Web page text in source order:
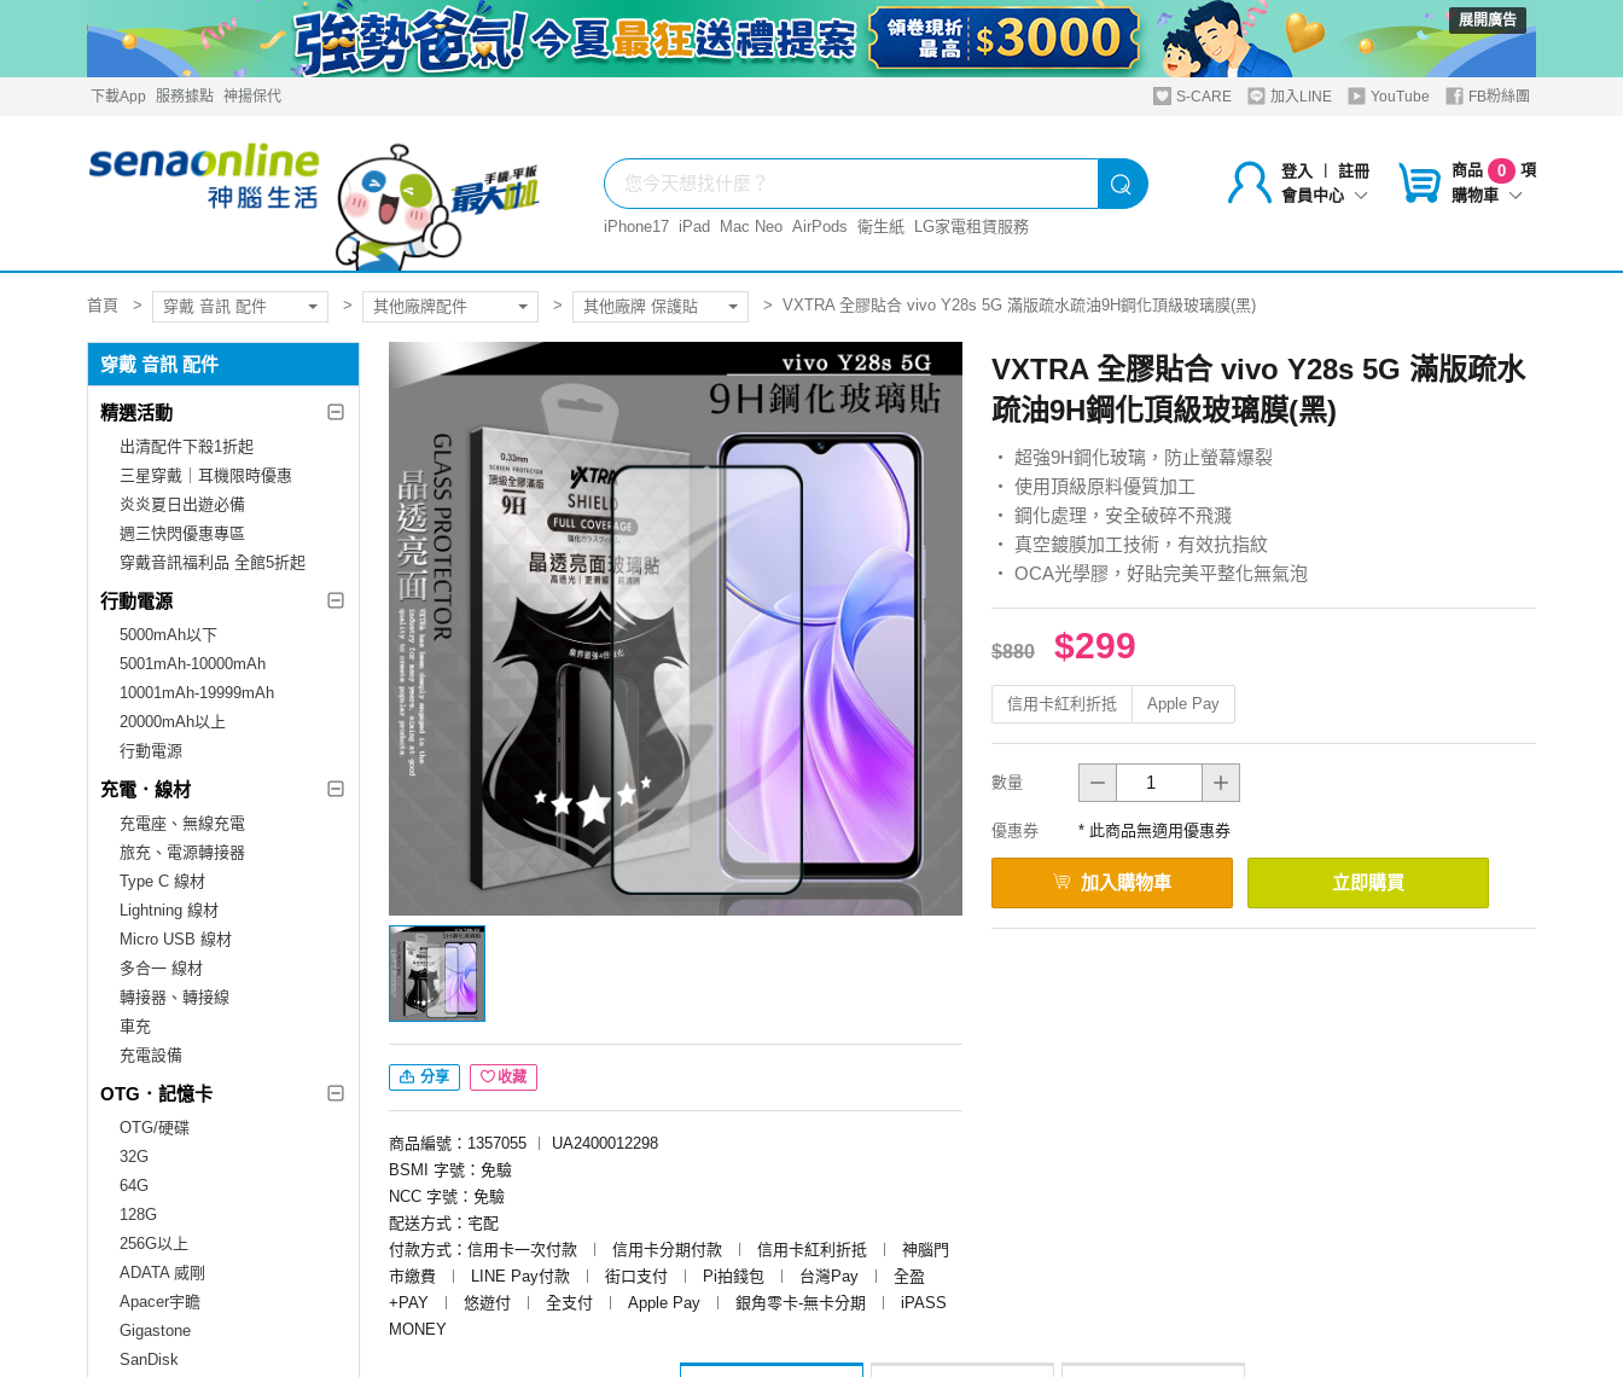
展開廣告
下載App 服務據點 神揚保代 S-CARE 加入LINE YouTube FB粉絲團
登入 ︱
註冊
會員中心
商品 0
項
購物車
iPhone17 iPad Mac Neo AirPods 衛生紙 LG家電租賃服務
首頁 穿戴 音訊 配件 其他廠牌配件 其他廠牌 保護貼 VXTRA 全膠貼合 vivo Y28s 5G 滿版疏水疏油9H鋼化頂級玻璃膜(黑)
穿戴 音訊 配件
精選活動
出清配件下殺1折起
三星穿戴｜耳機限時優惠
炎炎夏日出遊必備
週三快閃優惠專區
穿戴音訊福利品 全館5折起
行動電源
5000mAh以下
5001mAh-10000mAh
10001mAh-19999mAh
20000mAh以上
行動電源
充電．線材
充電座、無線充電
旅充、電源轉接器
Type C 線材
Lightning 線材
Micro USB 線材
多合一 線材
轉接器、轉接線
車充
充電設備
OTG．記憶卡
OTG/硬碟
32G
64G
128G
256G以上
ADATA 威剛
Apacer宇瞻
Gigastone
SanDisk
分享 收藏
商品編號：1357055 ︱
UA2400012298
BSMI 字號：免驗
NCC 字號：免驗
配送方式：宅配
付款方式：信用卡一次付款
︱ 信用卡分期付款 ︱ 信用卡紅利折抵 ︱
神腦門
市繳費
︱ LINE Pay付款 ︱ 街口支付 ︱ Pi拍錢包 ︱ 台灣Pay ︱
全盈
+PAY
︱ 悠遊付 ︱ 全支付 ︱ Apple Pay ︱ 銀角零卡-無卡分期 ︱
iPASS
MONEY
VXTRA 全膠貼合 vivo Y28s 5G 滿版疏水
疏油9H鋼化頂級玻璃膜(黑)
‧ 超強9H鋼化玻璃，防止螢幕爆裂
‧ 使用頂級原料優質加工
‧ 鋼化處理，安全破碎不飛濺
‧ 真空鍍膜加工技術，有效抗指紋
‧ OCA光學膠，好貼完美平整化無氣泡
$880 $299
信用卡紅利折抵 Apple Pay
數量
優惠券 * 此商品無適用優惠券
加入購物車 立即購買